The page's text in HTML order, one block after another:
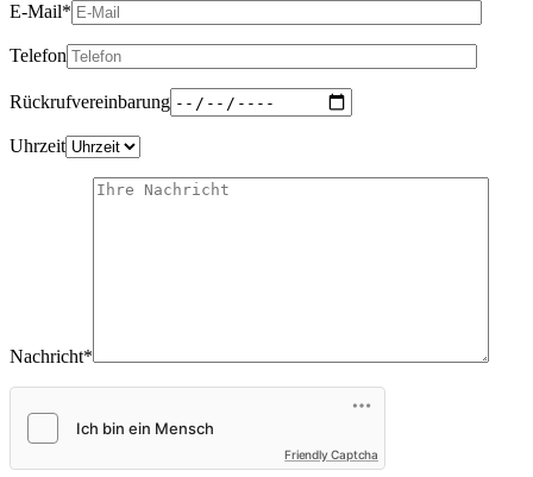
E-Mail*
Telefon
Rückrufvereinbarung
Uhrzeit
Nachricht*
Friendly Captcha